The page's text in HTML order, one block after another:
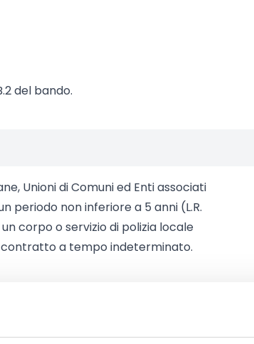
del bando.
Unioni di Comuni ed Enti associati
periodo non inferiore a 5 anni (L.R.
un corpo o servizio di polizia locale
a tempo indeterminato.
di polizia locale, con personale
di presentazione della domanda,
presenti a tempo